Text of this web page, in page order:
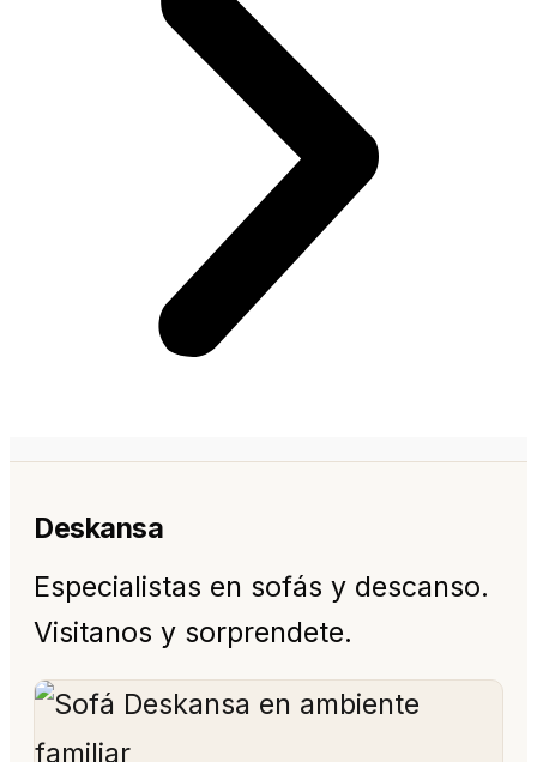
Deskansa
Especialistas en sofás y descanso.
Visitanos y sorprendete.